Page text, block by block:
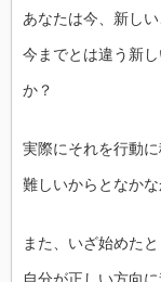
あなたは今、新し
今までとは違う新
か？
実際にそれを行動に
難しいからとなか
また、いざ始めたと
自分が正しい方向